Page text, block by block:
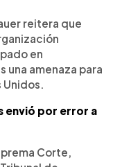
reitera que
en
una amenaza para
Unidos.
envió por error a
Corte,